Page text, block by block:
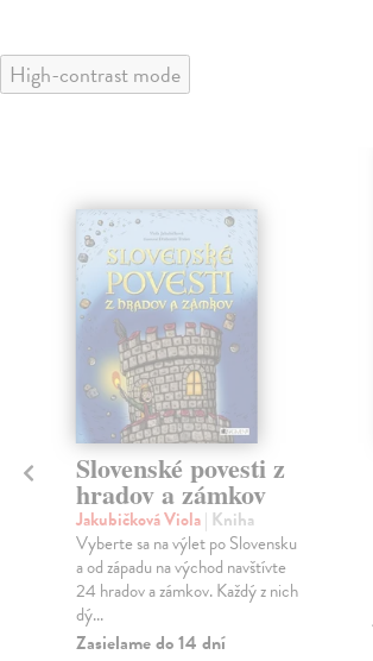
High-contrast mode
Slovenské povesti z
hradov a zámkov
Jakubičková Viola| Kniha
Vyberte sa na výlet po Slovensku
a od západu na východ navštívte
24 hradov a zámkov. Každý z nich
dý...
Zasielame do 14 dní